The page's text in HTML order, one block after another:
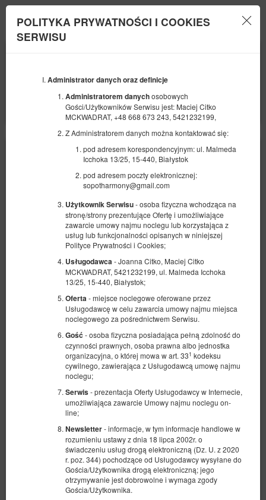
POLITYKA PRYWATNOŚCI I COOKIES
SERWISU
Administrator danych oraz definicje
Administratorem danychosobowych
Gości/Użytkowników Serwisu jest: Maciej Citko
MCKWADRAT, +48 668 673 243, 5421232199,
Z Administratorem danych można kontaktować się:
pod adresem korespondencyjnym: ul. Malmeda
Icchoka 13/25, 15-440, Białystok
pod adresem poczty elektronicznej:
sopotharmony@gmail.com
Użytkownik Serwisu- osoba fizyczna wchodząca na
stronę/strony prezentujące Ofertę i umożliwiające
zawarcie umowy najmu noclegu lub korzystająca z
usług lub funkcjonalności opisanych w niniejszej
Polityce Prywatności i Cookies;
Usługodawca - Joanna Citko, Maciej Citko
MCKWADRAT, 5421232199, ul. Malmeda Icchoka
13/25, 15-440, Białystok;
Oferta - miejsce noclegowe oferowane przez
Usługodawcę w celu zawarcia umowy najmu miejsca
noclegowego za pośrednictwem Serwisu.
Gość - osoba fizyczna posiadająca pełną zdolność do
czynności prawnych, osoba prawna albo jednostka
organizacyjna, o której mowa w art. 331 kodeksu
cywilnego, zawierająca z Usługodawcą umowę najmu
noclegu;
Serwis - prezentacja Oferty Usługodawcy w Internecie,
umożliwiająca zawarcie Umowy najmu noclegu on-
line;
Newsletter- informacje, w tym informacje handlowe w
rozumieniu ustawy z dnia 18 lipca 2002r. o
świadczeniu usług drogą elektroniczną (Dz. U. z 2020
r. poz. 344) pochodzące od Usługodawcy wysyłane do
Gościa/Użytkownika drogą elektroniczną; jego
otrzymywanie jest dobrowolne i wymaga zgody
Gościa/Użytkownika.
Harmony Apartments
FILTRY
Bau Harmony
Dostępna liczba: 1
pow. 70,00 m2
2 sypialnie
2 bardzo duże łóżka podwójne (King), 1 sofa rozkładana (Sofa Bed)